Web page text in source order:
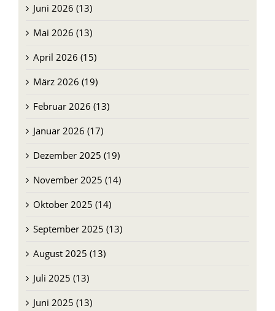
Juni 2026 (13)
Mai 2026 (13)
April 2026 (15)
März 2026 (19)
Februar 2026 (13)
Januar 2026 (17)
Dezember 2025 (19)
November 2025 (14)
Oktober 2025 (14)
September 2025 (13)
August 2025 (13)
Juli 2025 (13)
Juni 2025 (13)